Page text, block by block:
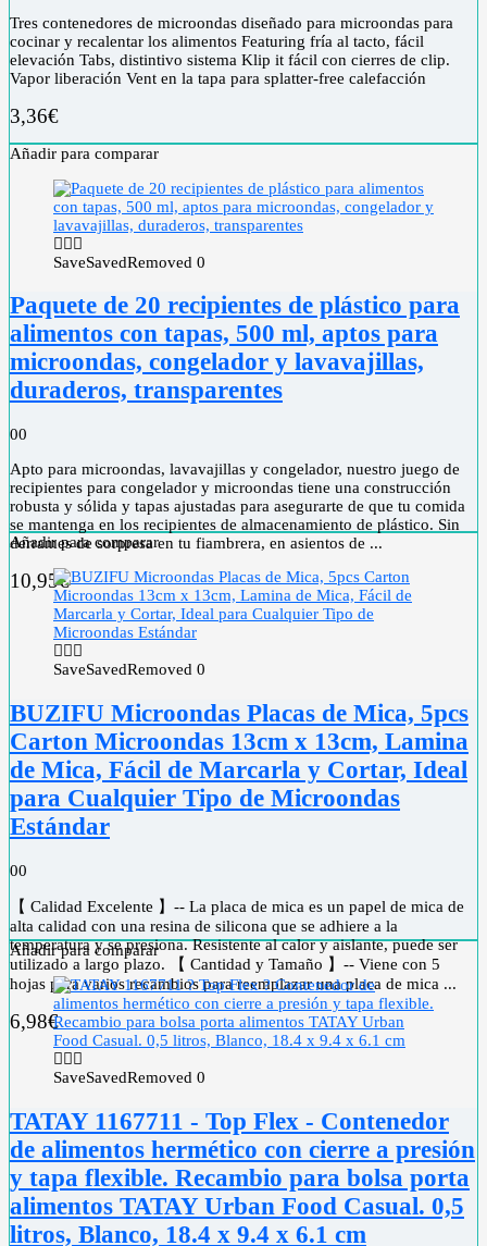
Tres contenedores de microondas diseñado para microondas para
cocinar y recalentar los alimentos Featuring fría al tacto, fácil
elevación Tabs, distintivo sistema Klip it fácil con cierres de clip.
Vapor liberación Vent en la tapa para splatter-free calefacción
3,36€
Añadir para comparar
SaveSavedRemoved 0
Paquete de 20 recipientes de plástico para
alimentos con tapas, 500 ml, aptos para
microondas, congelador y lavavajillas,
duraderos, transparentes
00
Apto para microondas, lavavajillas y congelador, nuestro juego de
recipientes para congelador y microondas tiene una construcción
robusta y sólida y tapas ajustadas para asegurarte de que tu comida
se mantenga en los recipientes de almacenamiento de plástico. Sin
derrames de sorpresa en tu fiambrera, en asientos de ...
10,95€
Añadir para comparar
SaveSavedRemoved 0
BUZIFU Microondas Placas de Mica, 5pcs
Carton Microondas 13cm x 13cm, Lamina
de Mica, Fácil de Marcarla y Cortar, Ideal
para Cualquier Tipo de Microondas
Estándar
00
【 Calidad Excelente 】-- La placa de mica es un papel de mica de
alta calidad con una resina de silicona que se adhiere a la
temperatura y se presiona. Resistente al calor y aislante, puede ser
utilizado a largo plazo. 【 Cantidad y Tamaño 】-- Viene con 5
hojas para varios recambios para reemplazar una placa de mica ...
6,98€
Añadir para comparar
SaveSavedRemoved 0
TATAY 1167711 - Top Flex - Contenedor
de alimentos hermético con cierre a presión
y tapa flexible. Recambio para bolsa porta
alimentos TATAY Urban Food Casual. 0,5
litros, Blanco, 18.4 x 9.4 x 6.1 cm